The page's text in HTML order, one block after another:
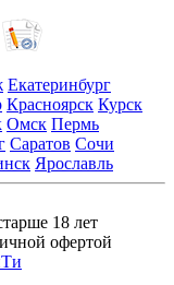
Екатеринбург
Красноярск Курск
Омск Пермь
Саратов Сочи
Ярославль
18 лет
офертой